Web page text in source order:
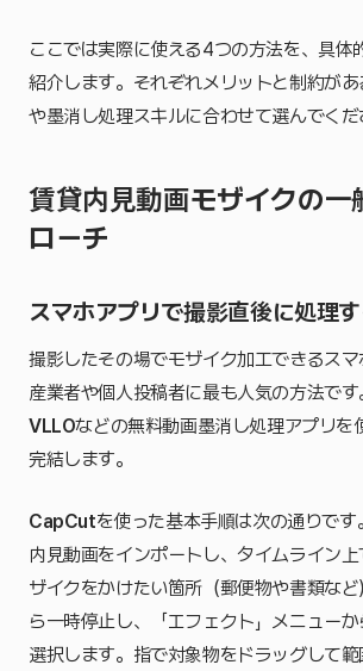
ここでは実際に使える4つの方法を、具体
紹介します。それぞれメリットと制約が
や墨消し処理スキルに合わせて選んでくだ
賃貸内見動画モザイクの一
ローチ
スマホアプリで撮影直後に処理
撮影したその場でモザイク加工できるス
産業者や個人投稿者に最も人気の方法です
VLLOなどの無料動画墨消し処理アプリを
完結します。
CapCutを使った基本手順は次の通りで
内見動画をインポートし、タイムライン
ザイクをかけたい箇所（郵便物や書類な
ら一時停止し、「エフェクト」メニュー
選択します。指で対象物をドラッグして